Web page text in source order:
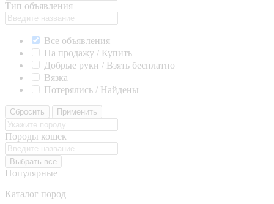
Тип объявления
Все объявления
На продажу / Купить
Добрые руки / Взять бесплатно
Вязка
Потерялись / Найдены
Сбросить Применить
Породы кошек
Выбрать все
Популярные
Каталог пород